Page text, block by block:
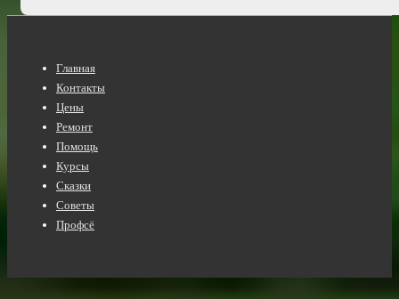
Нижнее
меню
Главная
Контакты
Цены
Ремонт
Помощь
Курсы
Сказки
Советы
Профсё